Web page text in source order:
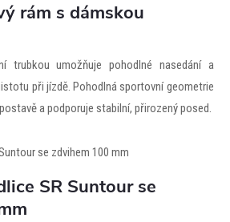
rám s dámskou
trubkou umožňuje pohodlné nasedání a
při jízdě. Pohodlná sportovní geometrie
a podporuje stabilní, přirozený posed.
SR Suntour se